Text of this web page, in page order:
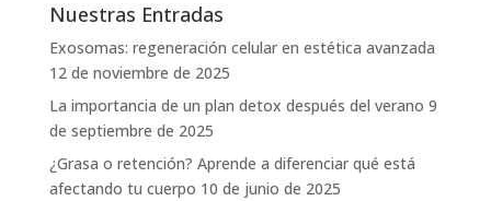
Nuestras Entradas
Exosomas: regeneración celular en estética avanzada
12 de noviembre de 2025
La importancia de un plan detox después del verano 9
de septiembre de 2025
¿Grasa o retención? Aprende a diferenciar qué está
afectando tu cuerpo 10 de junio de 2025